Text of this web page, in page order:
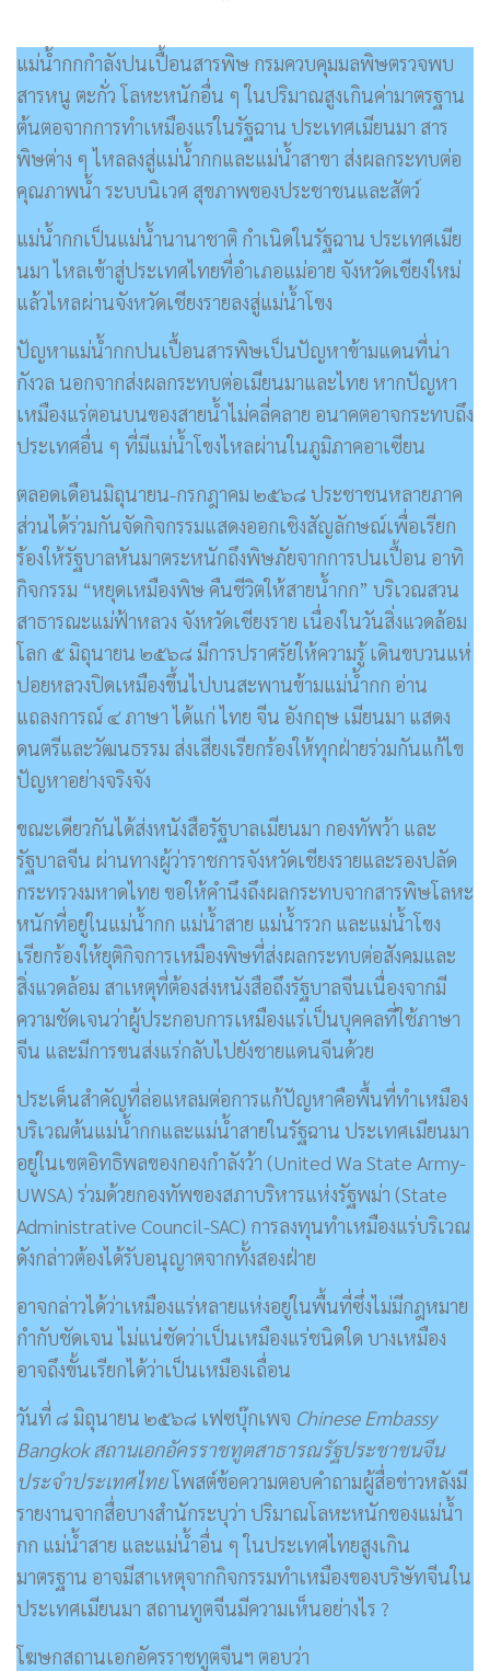
แม่น้ำกกกำลังปนเปื้อนสารพิษ กรมควบคุมมลพิษตรวจพบ
สารหนู ตะกั่ว โลหะหนักอื่น ๆ ในปริมาณสูงเกินค่ามาตรฐาน
ต้นตอจากการทำเหมืองแร่ในรัฐฉาน ประเทศเมียนมา สาร
พิษต่าง ๆ ไหลลงสู่แม่น้ำกกและแม่น้ำสาขา ส่งผลกระทบต่อ
คุณภาพน้ำ ระบบนิเวศ สุขภาพของประชาชนและสัตว์
แม่น้ำกกเป็นแม่น้ำนานาชาติ กำเนิดในรัฐฉาน ประเทศเมีย
นมา ไหลเข้าสู่ประเทศไทยที่อำเภอแม่อาย จังหวัดเชียงใหม่
แล้วไหลผ่านจังหวัดเชียงรายลงสู่แม่น้ำโขง
ปัญหาแม่น้ำกกปนเปื้อนสารพิษเป็นปัญหาข้ามแดนที่น่า
กังวล นอกจากส่งผลกระทบต่อเมียนมาและไทย หากปัญหา
เหมืองแร่ตอนบนของสายน้ำไม่คลี่คลาย อนาคตอาจกระทบถึง
ประเทศอื่น ๆ ที่มีแม่น้ำโขงไหลผ่านในภูมิภาคอาเซียน
ตลอดเดือนมิถุนายน-กรกฎาคม ๒๕๖๘ ประชาชนหลายภาค
ส่วนได้ร่วมกันจัดกิจกรรมแสดงออกเชิงสัญลักษณ์เพื่อเรียก
ร้องให้รัฐบาลหันมาตระหนักถึงพิษภัยจากการปนเปื้อน อาทิ
กิจกรรม “หยุดเหมืองพิษ คืนชีวิตให้สายน้ำกก” บริเวณสวน
สาธารณะแม่ฟ้าหลวง จังหวัดเชียงราย เนื่องในวันสิ่งแวดล้อม
โลก ๕ มิถุนายน ๒๕๖๘ มีการปราศรัยให้ความรู้ เดินขบวนแห่
ปอยหลวงปิดเหมืองขึ้นไปบนสะพานข้ามแม่น้ำกก อ่าน
แถลงการณ์ ๔ ภาษา ได้แก่ ไทย จีน อังกฤษ เมียนมา แสดง
ดนตรีและวัฒนธรรม ส่งเสียงเรียกร้องให้ทุกฝ่ายร่วมกันแก้ไข
ปัญหาอย่างจริงจัง
ขณะเดียวกันได้ส่งหนังสือรัฐบาลเมียนมา กองทัพว้า และ
รัฐบาลจีน ผ่านทางผู้ว่าราชการจังหวัดเชียงรายและรองปลัด
กระทรวงมหาดไทย ขอให้คำนึงถึงผลกระทบจากสารพิษโลหะ
หนักที่อยู่ในแม่น้ำกก แม่น้ำสาย แม่น้ำรวก และแม่น้ำโขง
เรียกร้องให้ยุติกิจการเหมืองพิษที่ส่งผลกระทบต่อสังคมและ
สิ่งแวดล้อม สาเหตุที่ต้องส่งหนังสือถึงรัฐบาลจีนเนื่องจากมี
ความชัดเจนว่าผู้ประกอบการเหมืองแร่เป็นบุคคลที่ใช้ภาษา
จีน และมีการขนส่งแร่กลับไปยังชายแดนจีนด้วย
ประเด็นสำคัญที่ล่อแหลมต่อการแก้ปัญหาคือพื้นที่ทำเหมือง
บริเวณต้นแม่น้ำกกและแม่น้ำสายในรัฐฉาน ประเทศเมียนมา
อยู่ในเขตอิทธิพลของกองกำลังว้า (United Wa State Army-
UWSA) ร่วมด้วยกองทัพของสภาบริหารแห่งรัฐพม่า (State
Administrative Council-SAC) การลงทุนทำเหมืองแร่บริเวณ
ดังกล่าวต้องได้รับอนุญาตจากทั้งสองฝ่าย
อาจกล่าวได้ว่าเหมืองแร่หลายแห่งอยู่ในพื้นที่ซึ่งไม่มีกฎหมาย
กำกับชัดเจน ไม่แน่ชัดว่าเป็นเหมืองแร่ชนิดใด บางเหมือง
อาจถึงขั้นเรียกได้ว่าเป็นเหมืองเถื่อน
วันที่ ๘ มิถุนายน ๒๕๖๘ เฟซบุ๊กเพจ Chinese Embassy
Bangkok สถานเอกอัครราชทูตสาธารณรัฐประชาชนจีน
ประจำประเทศไทยโพสต์ข้อความตอบคำถามผู้สื่อข่าวหลังมี
รายงานจากสื่อบางสำนักระบุว่า ปริมาณโลหะหนักของแม่น้ำ
กก แม่น้ำสาย และแม่น้ำอื่น ๆ ในประเทศไทยสูงเกิน
มาตรฐาน อาจมีสาเหตุจากกิจกรรมทำเหมืองของบริษัทจีนใน
ประเทศเมียนมา สถานทูตจีนมีความเห็นอย่างไร ?
โฆษกสถานเอกอัครราชทูตจีนฯ ตอบว่า